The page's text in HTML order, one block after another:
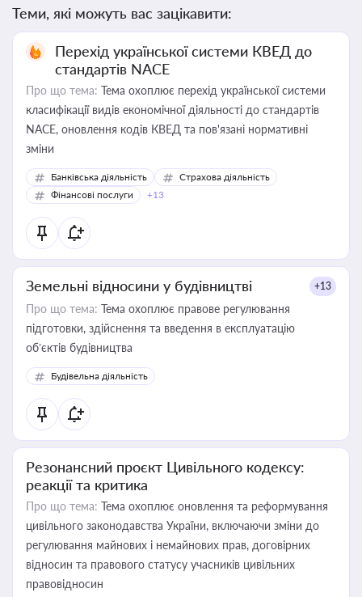
Теми, які можуть вас зацікавити:
Перехід української системи КВЕД до
стандартів NACE
Про що тема: Тема охоплює перехід української системи
класифікації видів економічної діяльності до стандартів
NACE, оновлення кодів КВЕД та пов'язані нормативні
зміни
Банківська діяльність
Страхова діяльність
Фінансові послуги
+13
Земельні відносини у будівництві +13
Про що тема: Тема охоплює правове регулювання
підготовки, здійснення та введення в експлуатацію
об’єктів будівництва
Будівельна діяльність
Резонансний проєкт Цивільного кодексу:
реакції та критика
Про що тема: Тема охоплює оновлення та реформування
цивільного законодавства України, включаючи зміни до
регулювання майнових і немайнових прав, договірних
відносин та правового статусу учасників цивільних
правовідносин